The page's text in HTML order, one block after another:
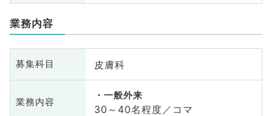
業務内容
募集科目 皮膚科
業務内容
一般外来
30～40名程度／コマ